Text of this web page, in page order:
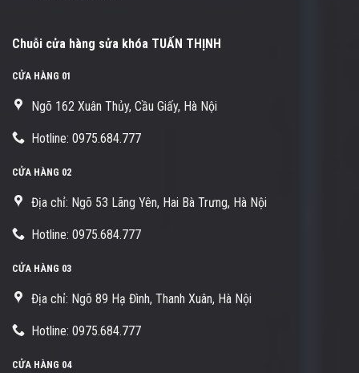
Chuỗi cửa hàng sửa khóa TUẤN THỊNH
CỬA HÀNG 01
Ngõ 162 Xuân Thủy, Cầu Giấy, Hà Nội
Hotline: 0975.684.777
CỬA HÀNG 02
Địa chỉ: Ngõ 53 Lãng Yên, Hai Bà Trưng, Hà Nội
Hotline: 0975.684.777
CỬA HÀNG 03
Địa chỉ: Ngõ 89 Hạ Đình, Thanh Xuân, Hà Nội
Hotline: 0975.684.777
CỬA HÀNG 04